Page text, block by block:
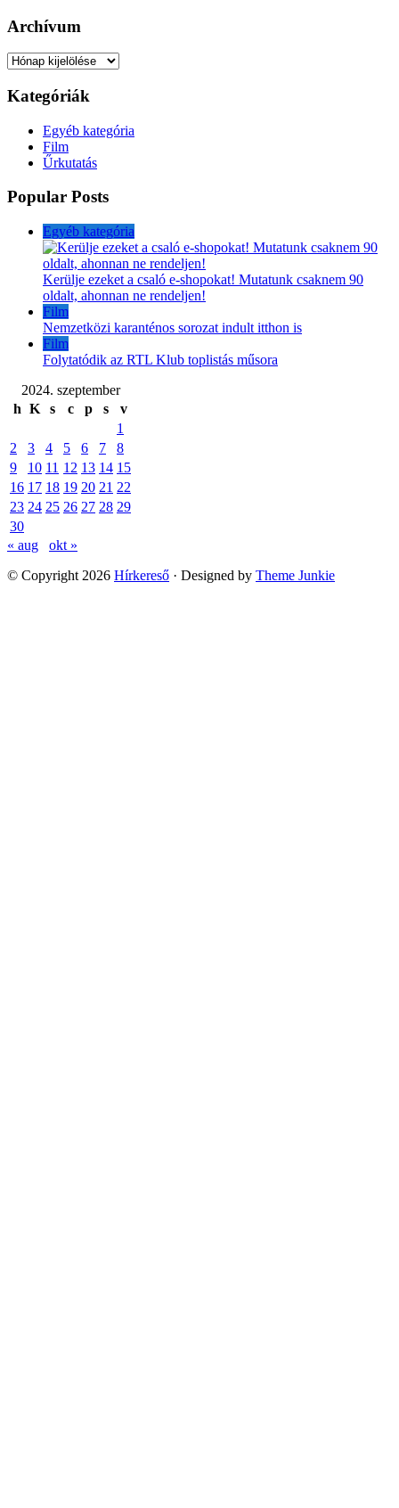
Archívum
Archívum
Kategóriák
Egyéb kategória
Film
Űrkutatás
Popular Posts
Egyéb kategória
Kerülje ezeket a csaló e-shopokat! Mutatunk csaknem 90
oldalt, ahonnan ne rendeljen!
Film
Nemzetközi karanténos sorozat indult itthon is
Film
Folytatódik az RTL Klub toplistás műsora
2024. szeptember
h K s c p s
v
1
2
3 4 5 6 7
8
9
10 11 12 13 14 15
16 17 18 19 20 21 22
23 24 25 26 27 28 29
30
« aug
okt »
© Copyright 2026 Hírkereső · Designed by Theme Junkie